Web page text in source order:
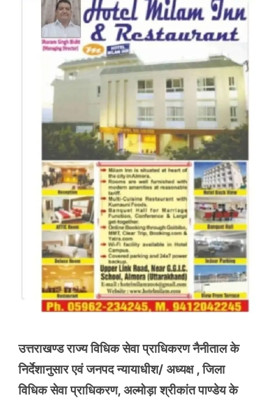
उत्तराखण्ड राज्य विधिक सेवा प्राधिकरण नैनीताल के
निर्देशानुसार एवं जनपद न्यायाधीश/ अध्यक्ष , जिला
विधिक सेवा प्राधिकरण, अल्मोड़ा श्रीकांत पाण्डेय के